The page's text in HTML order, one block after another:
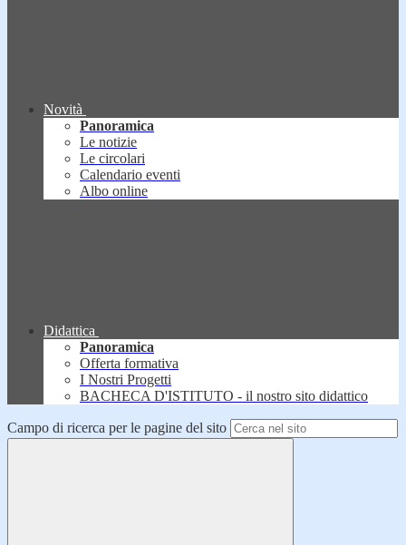
Novità
Panoramica
Le notizie
Le circolari
Calendario eventi
Albo online
Didattica
Panoramica
Offerta formativa
I Nostri Progetti
BACHECA D'ISTITUTO - il nostro sito didattico
Campo di ricerca per le pagine del sito